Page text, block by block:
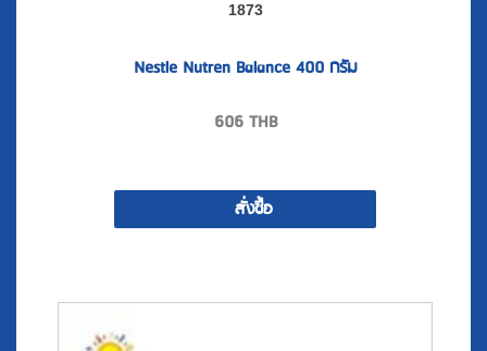
1873
Nestle Nutren Balance 400 กรัม
606 THB
สั่งซื้อ